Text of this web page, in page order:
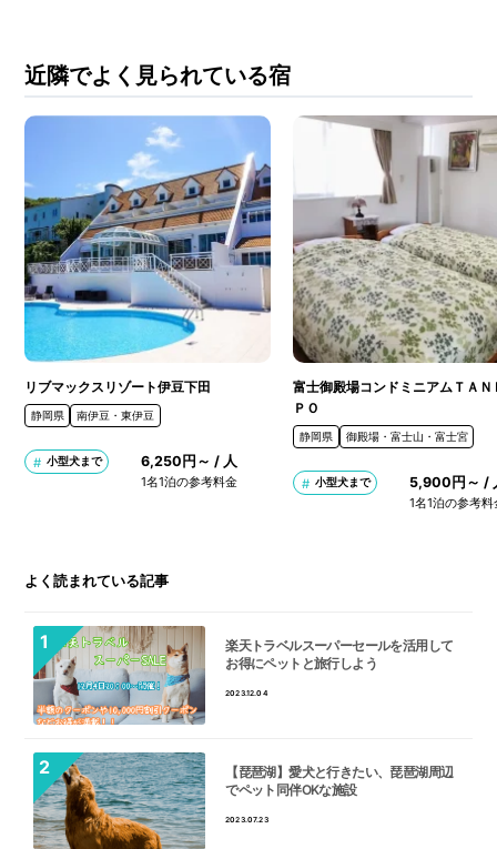
近隣でよく見られている宿
リブマックスリゾート伊豆下田
静岡県 南伊豆・東伊豆
小型犬まで 6,250円～ / 人
1名1泊の参考料金
富士御殿場コンドミニアムＴＡＮ
ＰＯ
静岡県 御殿場・富士山・富士宮
小型犬まで 5,900円～ /
1名1泊の参考料
よく読まれている記事
楽天トラベルスーパーセールを活用して
お得にペットと旅行しよう
2023.12.04
【琵琶湖】愛犬と行きたい、琵琶湖周辺
でペット同伴OKな施設
2023.07.23